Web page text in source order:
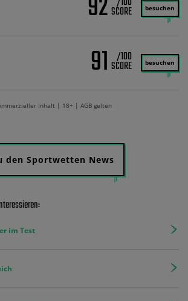
besuchen
91 /100 besuchen
Inhalt | 18+ | AGB gelten
den Sportwetten News
im Test